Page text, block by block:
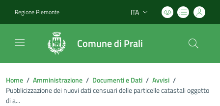
Regione Piemonte Lingua attiva:
ITA
Comune di Prali
Home / Amministrazione / Documenti e Dati / Avvisi /
Pubblicizzazione dei nuovi dati censuari delle particelle catastali oggetto
di a...